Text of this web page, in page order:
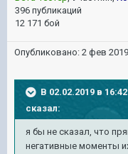
396 публикаций
12 171 бой
Опубликовано: 2 фев
В 02.02.2019 в
сказал:
я бы не сказал, что
негативные моменты